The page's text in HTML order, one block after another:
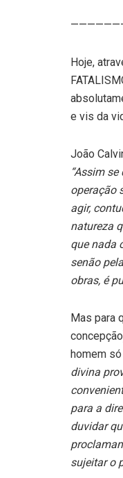
Hoje,
e vis da
João
“Assim
operação
agir,
natureza
que nada
senão
obras, é
Mas para
homem
divina
para a
duvidar
sujeitar o